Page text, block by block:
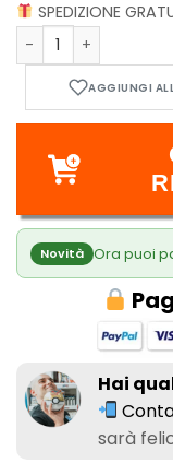
SPEDIZIONE
Sailor Moon -
Novità Ora puoi
Hai
sarà